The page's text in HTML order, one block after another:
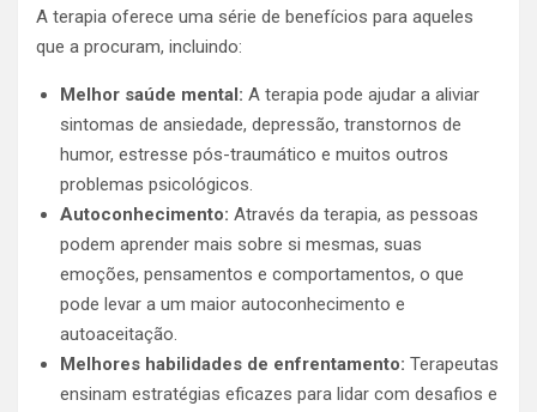
A terapia oferece uma série de benefícios para aqueles
que a procuram, incluindo:
Melhor saúde mental: A terapia pode ajudar a aliviar
sintomas de ansiedade, depressão, transtornos de
humor, estresse pós-traumático e muitos outros
problemas psicológicos.
Autoconhecimento: Através da terapia, as pessoas
podem aprender mais sobre si mesmas, suas
emoções, pensamentos e comportamentos, o que
pode levar a um maior autoconhecimento e
autoaceitação.
Melhores habilidades de enfrentamento: Terapeutas
ensinam estratégias eficazes para lidar com desafios e